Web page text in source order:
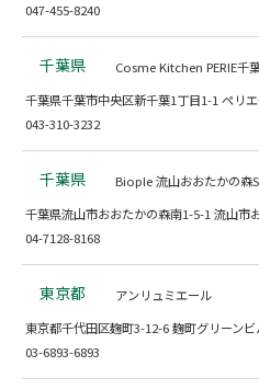
047-455-8240
千葉県
Cosme Kitchen PERIE千
千葉県千葉市中央区新千葉1丁目1-1 ペリ
043-310-3232
千葉県
Biople 流山おおたかの森
千葉県流山市おおたかの森南1-5-1 流山市
04-7128-8168
東京都
アンリュミエール
東京都千代田区麹町3-12-6 麹町グリーンビ
03-6893-6893